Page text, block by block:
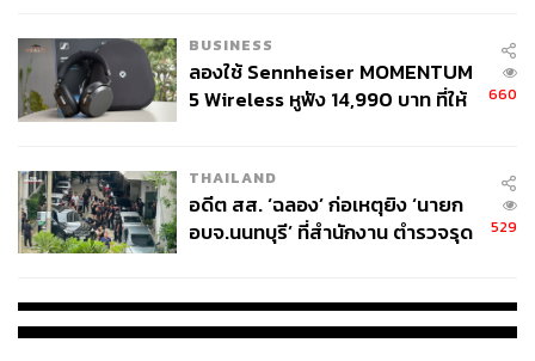
ขึ้นเมื่อกว่าทศวรรษนี้เอง แต่หากเทียบกับอายุของจักรวาลคอ
มิกที่เก่าแก่กว่านั้นมาก กลับพบว่ามีตัวละครที่หลากหลาย ซึ่ง
สร้างขึ้นตั้งแต่ทศวรรษที่ 60 และ 70 และถัดจากนี้เชื่อว่าจะมี
การหยิบยกขึ้นมาให้เห็นเรื่อยๆ
เหล่าซูเปอร์ฮีโร่หญิงขอทวงคืนสิทธิ
BUSINESS
ลองใช้ Sennheiser MOMENTUM
5 Wireless หูฟัง 14,990 บาท ที่ให้
660
THAILAND
อดีต สส. ‘ฉลอง’ ก่อเหตุยิง ‘นายก
อบจ.นนทบุรี’ ที่สำนักงาน ตำรวจรุด
529